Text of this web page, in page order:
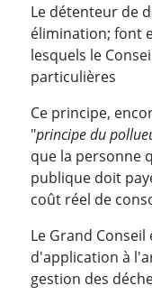
Le détenteur de
élimination; font
lesquels le
particulières
Ce principe,
"principe du
que la personne
publique doit
coût réel de
Le Grand
d'application à
gestion des